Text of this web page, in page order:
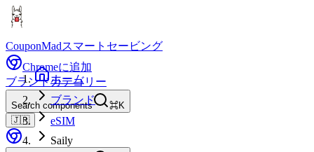
CouponMadスマートセービング
Chromeに追加
ブランドカテゴリー
Search components
⌘K
🇯🇵
ホーム
ブランド
eSIM
Saily